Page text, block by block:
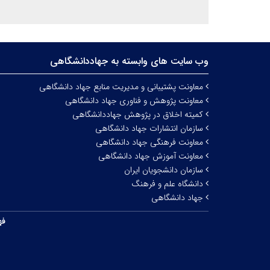
وب سایت های وابسته به جهاددانشگاهی
معاونت پشتیبانی و مدیریت منابع جهاد دانشگاهی
معاونت پژوهش و فناوری جهاد دانشگاهی
کمیته اخلاق در پژوهش جهاددانشگاهی
سازمان انتشارات جهاد دانشگاهی
معاونت فرهنگی جهاد دانشگاهی
معاونت آموزش جهاد دانشگاهی
سازمان دانشجویان ایران
دانشگاه علم و فرهنگ
جهاد دانشگاهی